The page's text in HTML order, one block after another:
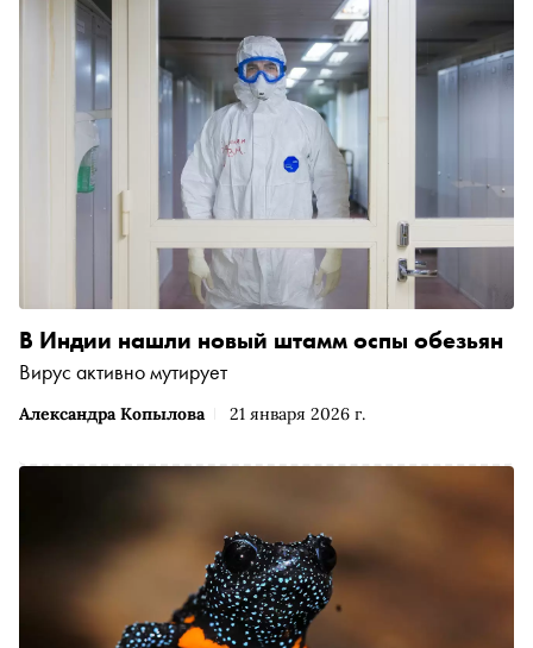
Александра Копылова 21 января 2026 г.
В Индии нашли новый штамм оспы обезьян
Вирус активно мутирует